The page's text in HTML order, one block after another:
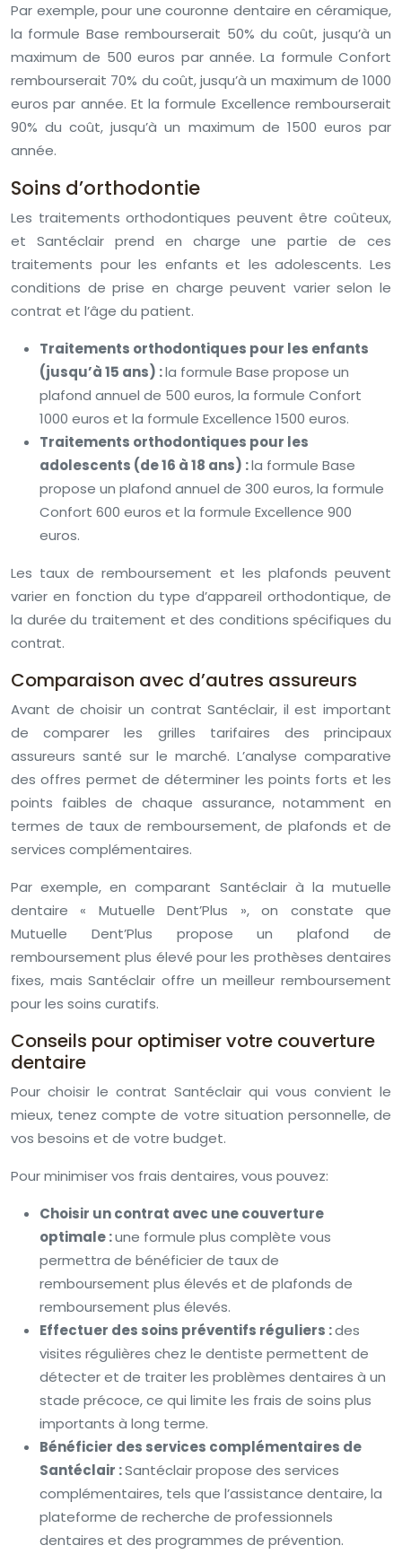
Par exemple, pour une couronne dentaire en céramique,
la formule Base rembourserait 50% du coût, jusqu’à un
maximum de 500 euros par année. La formule Confort
rembourserait 70% du coût, jusqu’à un maximum de 1000
euros par année. Et la formule Excellence rembourserait
90% du coût, jusqu’à un maximum de 1500 euros par
année.
Soins d’orthodontie
Les traitements orthodontiques peuvent être coûteux,
et Santéclair prend en charge une partie de ces
traitements pour les enfants et les adolescents. Les
conditions de prise en charge peuvent varier selon le
contrat et l’âge du patient.
Traitements orthodontiques pour les enfants
(jusqu’à 15 ans) :la formule Base propose un
plafond annuel de 500 euros, la formule Confort
1000 euros et la formule Excellence 1500 euros.
Traitements orthodontiques pour les
adolescents (de 16 à 18 ans) :la formule Base
propose un plafond annuel de 300 euros, la formule
Confort 600 euros et la formule Excellence 900
euros.
Les taux de remboursement et les plafonds peuvent
varier en fonction du type d’appareil orthodontique, de
la durée du traitement et des conditions spécifiques du
contrat.
Comparaison avec d’autres assureurs
Avant de choisir un contrat Santéclair, il est important
de comparer les grilles tarifaires des principaux
assureurs santé sur le marché. L’analyse comparative
des offres permet de déterminer les points forts et les
points faibles de chaque assurance, notamment en
termes de taux de remboursement, de plafonds et de
services complémentaires.
Par exemple, en comparant Santéclair à la mutuelle
dentaire « Mutuelle Dent’Plus », on constate que
Mutuelle Dent’Plus propose un plafond de
remboursement plus élevé pour les prothèses dentaires
fixes, mais Santéclair offre un meilleur remboursement
pour les soins curatifs.
Conseils pour optimiser votre couverture
dentaire
Pour choisir le contrat Santéclair qui vous convient le
mieux, tenez compte de votre situation personnelle, de
vos besoins et de votre budget.
Pour minimiser vos frais dentaires, vous pouvez:
Choisir un contrat avec une couverture
optimale :une formule plus complète vous
permettra de bénéficier de taux de
remboursement plus élevés et de plafonds de
remboursement plus élevés.
Effectuer des soins préventifs réguliers :des
visites régulières chez le dentiste permettent de
détecter et de traiter les problèmes dentaires à un
stade précoce, ce qui limite les frais de soins plus
importants à long terme.
Bénéficier des services complémentaires de
Santéclair :Santéclair propose des services
complémentaires, tels que l’assistance dentaire, la
plateforme de recherche de professionnels
dentaires et des programmes de prévention.